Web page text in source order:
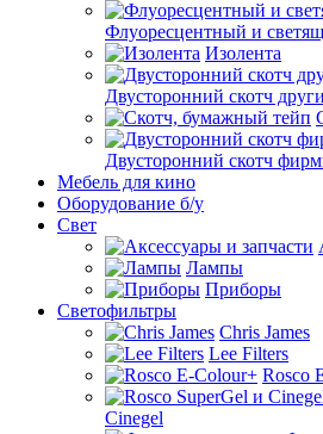
Флуоресцентный и
Изолента
Двусторонний скотч
Двусторонний скотч
Мебель для кино
Оборудование б/у
Свет
Лампы
Приборы
Светофильтры
Chris James
Lee Filters
Rosco
Cinegel